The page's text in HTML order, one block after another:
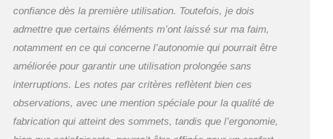
confiance dès la première utilisation. Toutefois, je dois
admettre que certains éléments m’ont laissé sur ma faim,
notamment en ce qui concerne l’autonomie qui pourrait être
améliorée pour garantir une utilisation prolongée sans
interruptions. Les notes par critères reflètent bien ces
observations, avec une mention spéciale pour la qualité de
fabrication qui atteint des sommets, tandis que l’ergonomie,